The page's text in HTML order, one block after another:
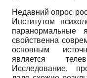
Недавний опрос
Институтом
паранормальные
свойственна
основным
является
Исследование,